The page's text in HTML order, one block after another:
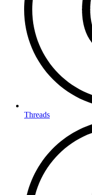
Threads